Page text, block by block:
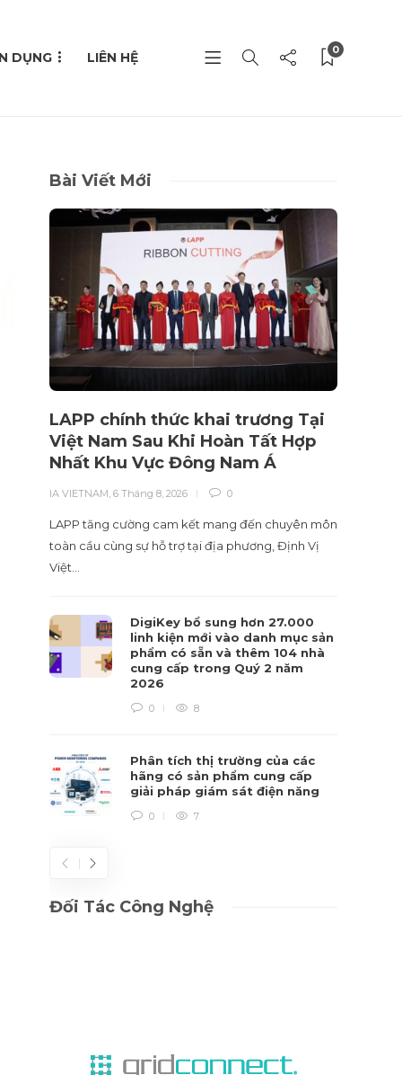
DỤNG LIÊN HỆ 0
Bài Viết Mới
LAPP chính thức khai trương Tại
Việt Nam Sau Khi Hoàn Tất Hợp
Nhất Khu Vực Đông Nam Á
IA VIETNAM ,6 Tháng 8, 2026 0
LAPP tăng cường cam kết mang đến chuyên môn
toàn cầu cùng sự hỗ trợ tại địa phương, Định Vị
Việt…
DigiKey bổ sung hơn 27.000
linh kiện mới vào danh mục sản
phẩm có sẵn và thêm 104 nhà
cung cấp trong Quý 2 năm
2026
0 8
Phân tích thị trường của các
hãng có sản phẩm cung cấp
giải pháp giám sát điện năng
0 7
Đối Tác Công Nghệ